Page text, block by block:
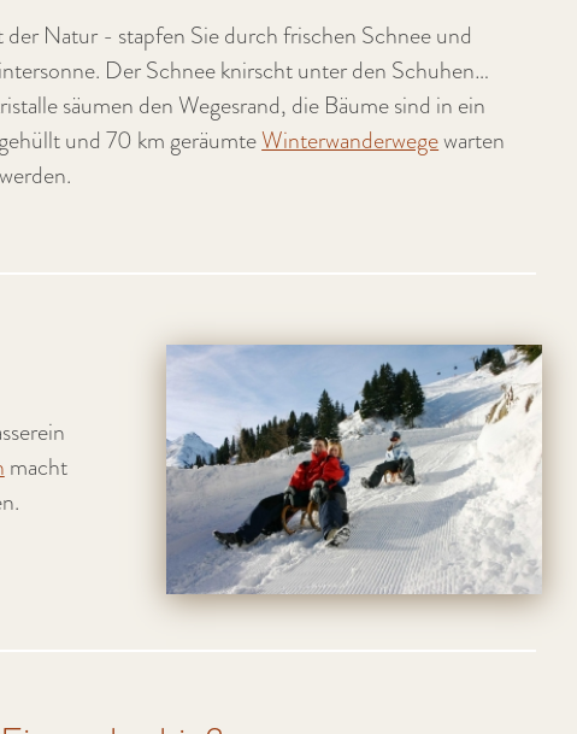
der Natur - stapfen Sie durch frischen Schnee und
Der Schnee knirscht unter den Schuhen…
säumen den Wegesrand, die Bäume sind in ein
und 70 km geräumteWinterwanderwegewarten
macht